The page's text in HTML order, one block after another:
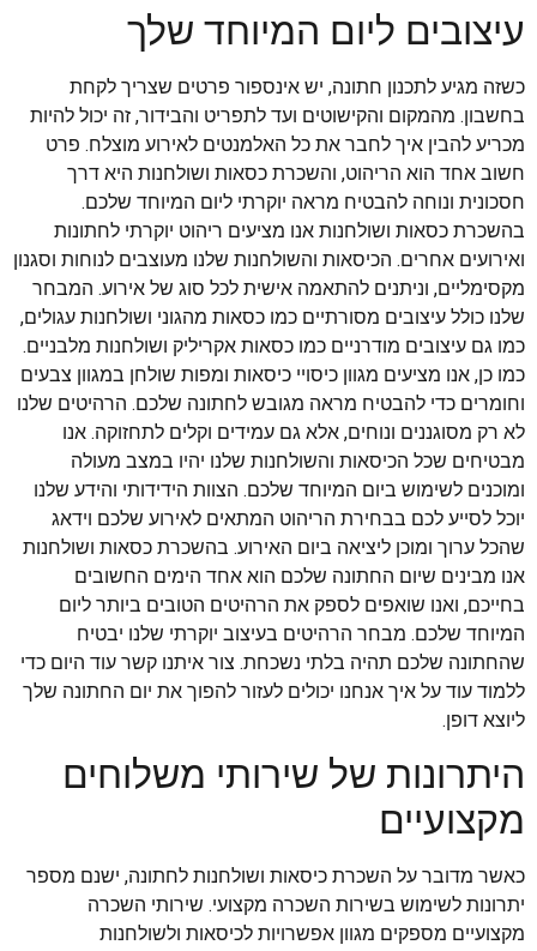
עיצובים ליום המיוחד שלך
כשזה מגיע לתכנון חתונה, יש אינספור פרטים שצריך לקחת
בחשבון. מהמקום והקישוטים ועד לתפריט והבידור, זה יכול להיות
מכריע להבין איך לחבר את כל האלמנטים לאירוע מוצלח. פרט
חשוב אחד הוא הריהוט, והשכרת כסאות ושולחנות היא דרך
חסכונית ונוחה להבטיח מראה יוקרתי ליום המיוחד שלכם.
בהשכרת כסאות ושולחנות אנו מציעים ריהוט יוקרתי לחתונות
ואירועים אחרים. הכיסאות והשולחנות שלנו מעוצבים לנוחות וסגנון
מקסימליים, וניתנים להתאמה אישית לכל סוג של אירוע. המבחר
שלנו כולל עיצובים מסורתיים כמו כסאות מהגוני ושולחנות עגולים,
כמו גם עיצובים מודרניים כמו כסאות אקריליק ושולחנות מלבניים.
כמו כן, אנו מציעים מגוון כיסויי כיסאות ומפות שולחן במגוון צבעים
וחומרים כדי להבטיח מראה מגובש לחתונה שלכם. הרהיטים שלנו
לא רק מסוגננים ונוחים, אלא גם עמידים וקלים לתחזוקה. אנו
מבטיחים שכל הכיסאות והשולחנות שלנו יהיו במצב מעולה
ומוכנים לשימוש ביום המיוחד שלכם. הצוות הידידותי והידע שלנו
יוכל לסייע לכם בבחירת הריהוט המתאים לאירוע שלכם וידאג
שהכל ערוך ומוכן ליציאה ביום האירוע. בהשכרת כסאות ושולחנות
אנו מבינים שיום החתונה שלכם הוא אחד הימים החשובים
בחייכם, ואנו שואפים לספק את הרהיטים הטובים ביותר ליום
המיוחד שלכם. מבחר הרהיטים בעיצוב יוקרתי שלנו יבטיח
שהחתונה שלכם תהיה בלתי נשכחת. צור איתנו קשר עוד היום כדי
ללמוד עוד על איך אנחנו יכולים לעזור להפוך את יום החתונה שלך
ליוצא דופן.
היתרונות של שירותי משלוחים
מקצועיים
כאשר מדובר על השכרת כיסאות ושולחנות לחתונה, ישנם מספר
יתרונות לשימוש בשירות השכרה מקצועי. שירותי השכרה
מקצועיים מספקים מגוון אפשרויות לכיסאות ולשולחנות